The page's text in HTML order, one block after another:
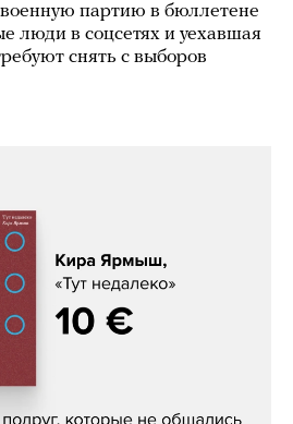
партию в бюллетене
люди в соцсетях и уехавшая
снять с выборов
«Тут недалеко»